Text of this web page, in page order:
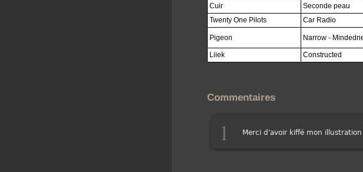
Cuir
Seconde peau
Twenty One Pilots
Car Radio
Pigeon Narrow -
Liiek Constructed
Commentaires
1 Merci d'avoir kiffé mon illustration